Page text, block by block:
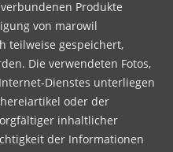
Produkte
von marowil
teilweise gespeichert,
Die verwendeten Fotos,
Dienstes unterliegen
oder der
inhaltlicher
der Informationen